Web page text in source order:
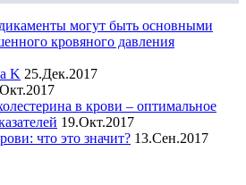
могут быть основными
кровяного давления
K 25.Дек.2017
в крови – оптимальное
19.Окт.2017
что это значит? 13.Сен.2017